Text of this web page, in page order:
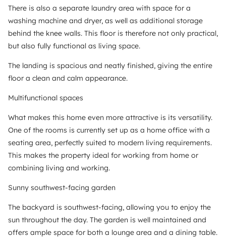
There is also a separate laundry area with space for a
washing machine and dryer, as well as additional storage
behind the knee walls. This floor is therefore not only practical,
but also fully functional as living space.
The landing is spacious and neatly finished, giving the entire
floor a clean and calm appearance.
Multifunctional spaces
What makes this home even more attractive is its versatility.
One of the rooms is currently set up as a home office with a
seating area, perfectly suited to modern living requirements.
This makes the property ideal for working from home or
combining living and working.
Sunny southwest-facing garden
The backyard is southwest-facing, allowing you to enjoy the
sun throughout the day. The garden is well maintained and
offers ample space for both a lounge area and a dining table.